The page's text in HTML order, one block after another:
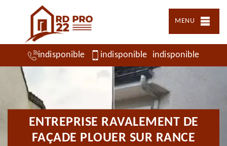
MENU
indisponible indisponible indisponible
ENTREPRISE RAVALEMENT DE
FAÇADE PLOUER SUR RANCE